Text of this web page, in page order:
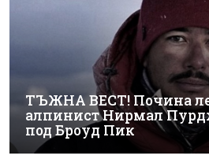
ТЪЖНА ВЕСТ! Почина
алпинист Нирмал
под Броуд Пик